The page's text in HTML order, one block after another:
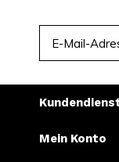
Mein Konto